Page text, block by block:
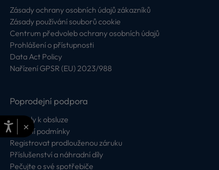
Zásady ochrany osobních údajů zákazníků
Zásady používání souborů cookie
Centrum předvoleb ochrany osobních údajů
Prohlášení o přístupnosti
Data Act Policy
Nařízení GPSR (EU) 2023/988
Poprodejní podpora
Návody k obsluze
Záruční podmínky
Registrovat prodlouženou záruku
Příslušenství a náhradní díly
Pečujte o své spotřebiče
×